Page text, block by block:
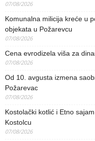
07/08/2026
Komunalna milicija kreće u
objekata u Požarevcu
07/08/2026
Cena evrodizela viša za
07/08/2026
Od 10. avgusta izmena
Požarevac
07/08/2026
Kostolački kotlić i Etno
Kostolcu
07/08/2026